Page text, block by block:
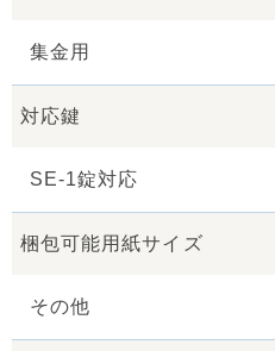
集金用
対応鍵
SE-1錠対応
梱包可能用紙サイズ
その他